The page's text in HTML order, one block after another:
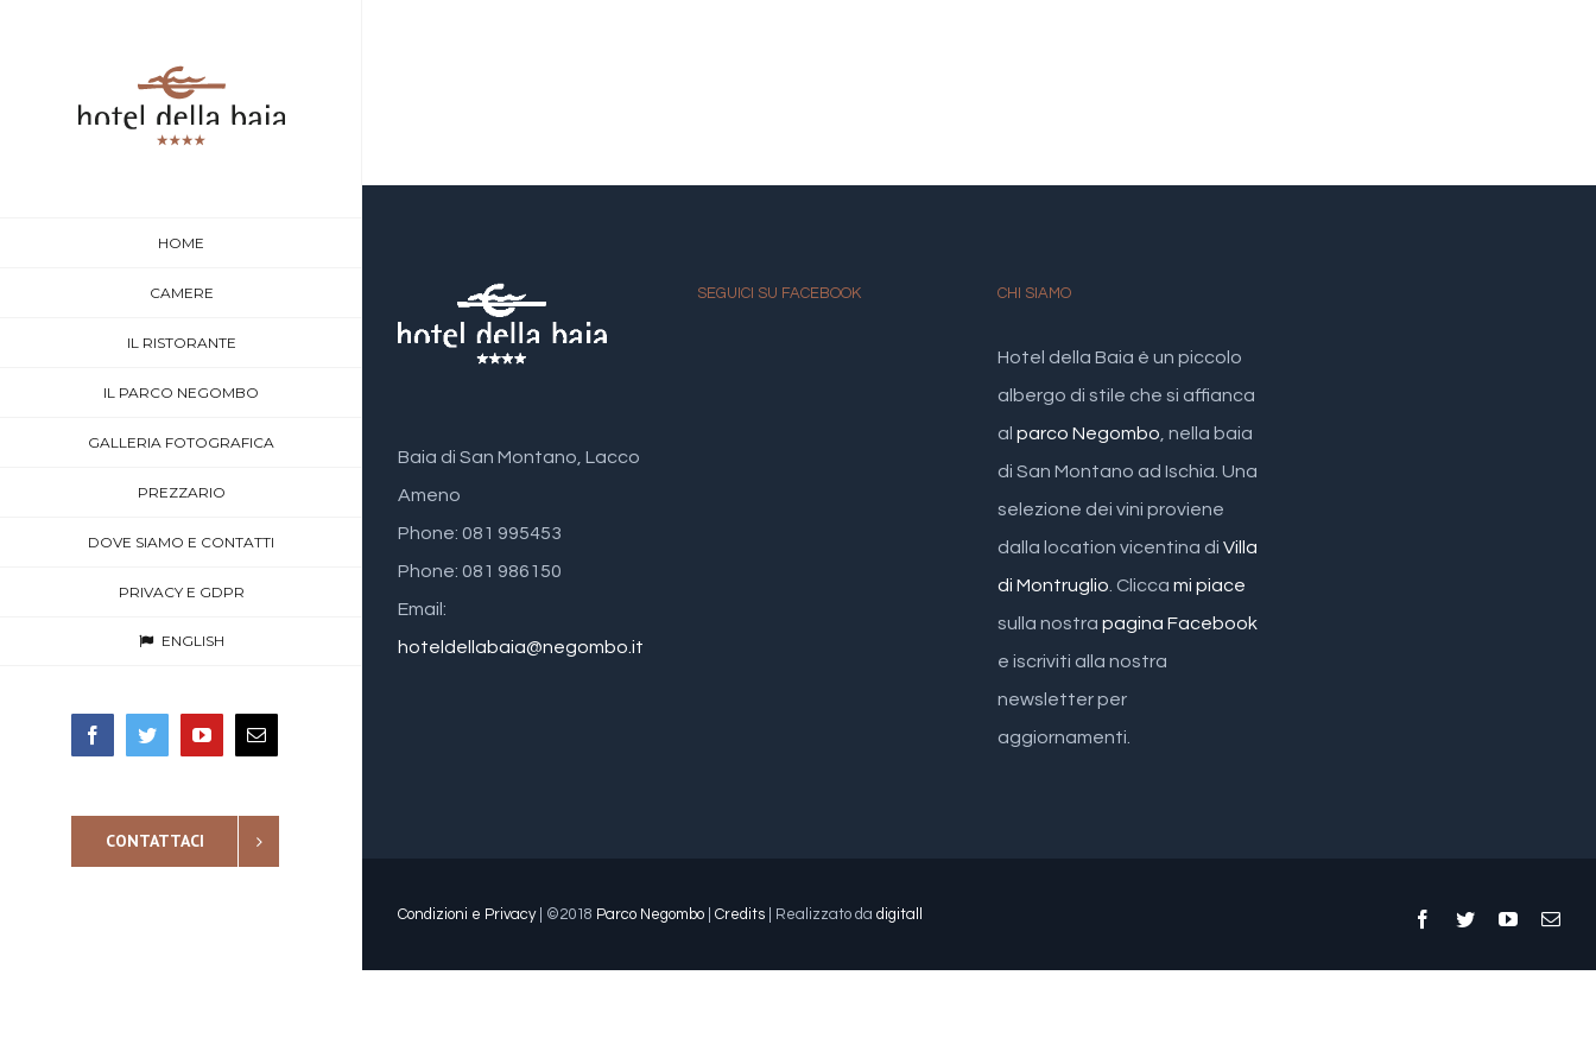
HOME
CAMERE
IL RISTORANTE
IL PARCO NEGOMBO
GALLERIA FOTOGRAFICA
PREZZARIO
DOVE SIAMO E CONTATTI
PRIVACY E GDPR
ENGLISH
FacebookTwitterYouTubeEmail
CONTATTACI
Baia di San Montano, Lacco
Ameno
Phone: 081 995453
Phone: 081 986150
Email:
hoteldellabaia@negombo.it
SEGUICI SU FACEBOOK CHI SIAMO
Hotel della Baia è un piccolo
albergo di stile che si affianca
al parco Negombo , nella baia
di San Montano ad Ischia. Una
selezione dei vini proviene
dalla location vicentina di Villa
di Montruglio . Clicca mi piace
sulla nostra pagina Facebook
e iscriviti alla nostra
newsletter per
aggiornamenti.
Condizioni e Privacy| ©2018 Parco Negombo Credits | Realizzato da digitall Facebook
TwitterYouTube